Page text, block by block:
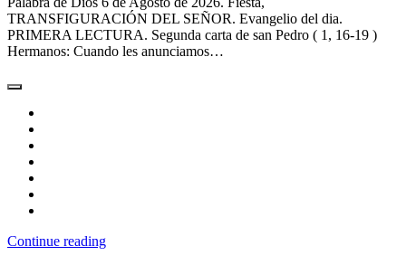
TRANSFIGURACIÓN DEL SEÑOR. Evangelio del dia.
PRIMERA LECTURA. Segunda carta de san Pedro ( 1, 16-19 )
Hermanos: Cuando les anunciamos…
Continue reading